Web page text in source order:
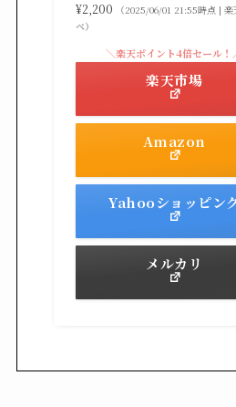
¥2,200
（2025/06/01 21:55時点 |
べ）
Amazon
＼楽天ポイント4倍セール！
楽天市場
Yahooショッピン
メルカリ